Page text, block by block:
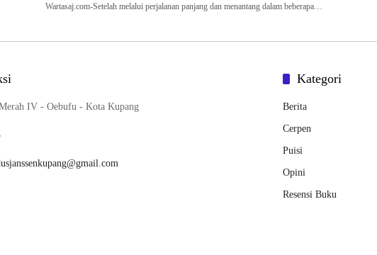
Wartasaj.com-Setelah melalui perjalanan panjang dan menantang dalam beberapa…
IV - Oebufu - Kota Kupang
Kategori
Berita
Cerpen
Puisi
Opini
Resensi Buku